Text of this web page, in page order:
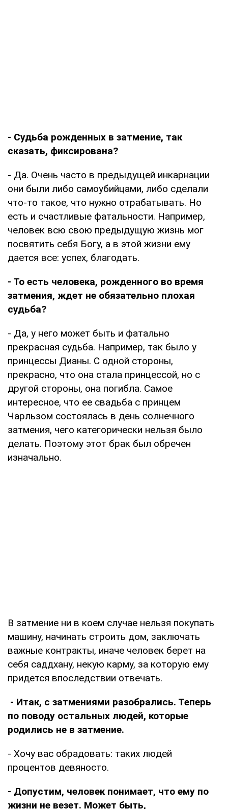
- Судьба рожденных в затмение, так
сказать, фиксирована?
- Да. Очень часто в предыдущей инкарнации
они были либо самоубийцами, либо сделали
что-то такое, что нужно отрабатывать. Но
есть и счастливые фатальности. Например,
человек всю свою предыдущую жизнь мог
посвятить себя Богу, а в этой жизни ему
дается все: успех, благодать.
- То есть человека, рожденного во время
затмения, ждет не обязательно плохая
судьба?
- Да, у него может быть и фатально
прекрасная судьба. Например, так было у
принцессы Дианы. С одной стороны,
прекрасно, что она стала принцессой, но с
другой стороны, она погибла. Самое
интересное, что ее свадьба с принцем
Чарльзом состоялась в день солнечного
затмения, чего категорически нельзя было
делать. Поэтому этот брак был обречен
изначально.
В затмение ни в коем случае нельзя покупать
машину, начинать строить дом, заключать
важные контракты, иначе человек берет на
себя саддхану, некую карму, за которую ему
придется впоследствии отвечать.
- Итак, с затмениями разобрались. Теперь
по поводу остальных людей, которые
родились не в затмение.
- Хочу вас обрадовать: таких людей
процентов девяносто.
- Допустим, человек понимает, что ему по
жизни не везет. Может быть,